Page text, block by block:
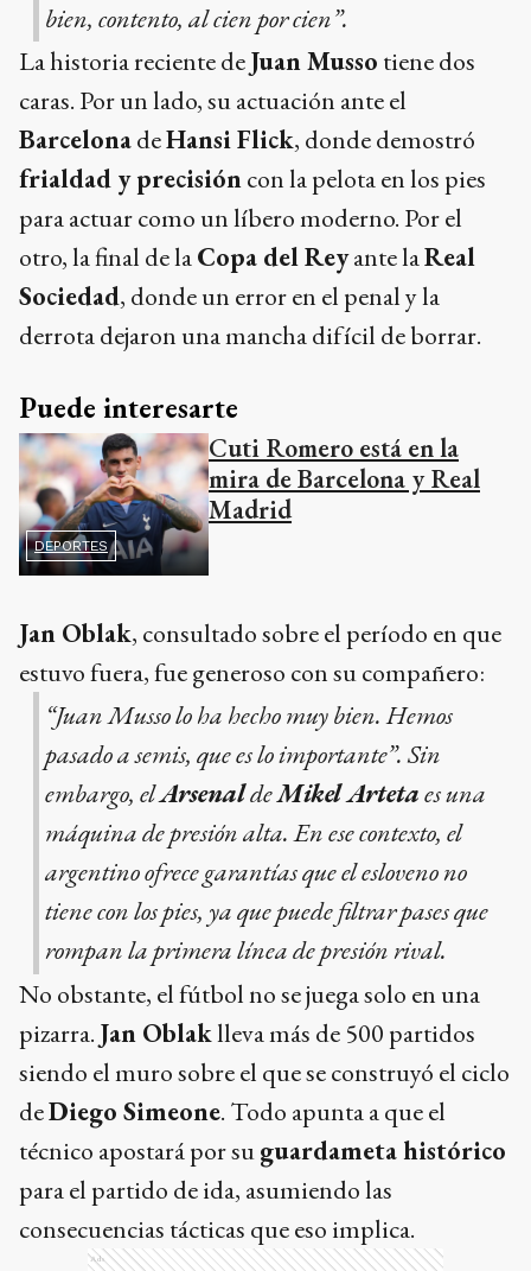
bien, contento, al cien por cien”.
La historia reciente deJuan Musso tiene dos
caras. Por un lado, su actuación ante el
BarcelonadeHansi Flick, donde demostró
frialdad y precisióncon la pelota en los pies
para actuar como un líbero moderno. Por el
otro, la final de laCopa del Reyante laReal
Sociedad, donde un error en el penal y la
derrota dejaron una mancha difícil de borrar.
Puede interesarte
DEPORTES
Cuti Romero está en la
mira de Barcelona y Real
Madrid
Jan Oblak, consultado sobre el período en que
estuvo fuera, fue generoso con su compañero:
“Juan Musso lo ha hecho muy bien. Hemos
pasado a semis, que es lo importante”. Sin
embargo, elArsenaldeMikel Artetaes una
máquina de presión alta. En ese contexto, el
argentino ofrece garantías que el esloveno no
tiene con los pies, ya que puede filtrar pases que
rompan la primera línea de presión rival.
No obstante, el fútbol no se juega solo en una
pizarra. Jan Oblaklleva más de 500 partidos
siendo el muro sobre el que se construyó el ciclo
deDiego Simeone. Todo apunta a que el
técnico apostará por suguardameta histórico
para el partido de ida, asumiendo las
consecuencias tácticas que eso implica.
Ads